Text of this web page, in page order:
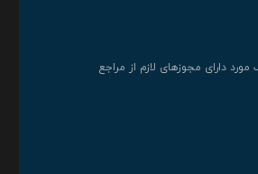
دارای مجوزهای لازم از مراجع